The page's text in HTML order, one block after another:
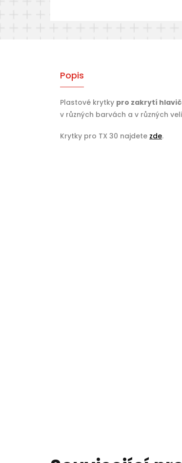
Popis
Plastové krytky pro zakrytí
v různých barvách a v různých
Krytky pro TX 30 najdete zde.